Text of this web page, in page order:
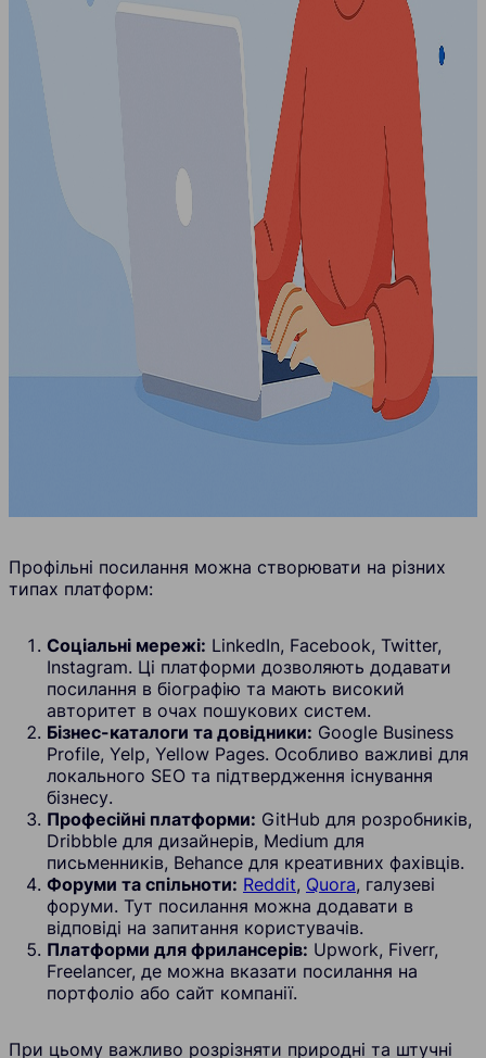
Профільні посилання можна створювати на різних
типах платформ:
Соціальні мережі: LinkedIn, Facebook, Twitter,
Instagram. Ці платформи дозволяють додавати
посилання в біографію та мають високий
авторитет в очах пошукових систем.
Бізнес-каталоги та довідники: Google Business
Profile, Yelp, Yellow Pages. Особливо важливі для
локального SEO та підтвердження існування
бізнесу.
Професійні платформи: GitHub для розробників,
Dribbble для дизайнерів, Medium для
письменників, Behance для креативних фахівців.
Форуми та спільноти: Reddit, Quora, галузеві
форуми. Тут посилання можна додавати в
відповіді на запитання користувачів.
Платформи для фрилансерів: Upwork, Fiverr,
Freelancer, де можна вказати посилання на
портфоліо або сайт компанії.
При цьому важливо розрізняти природні та штучні